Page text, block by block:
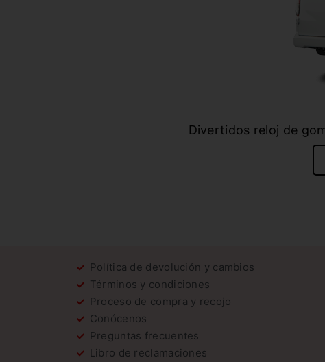
Divertidos reloj de
Política de devolución y cambios
Términos y condiciones
Proceso de compra y recojo
Conócenos
Preguntas frecuentes
Libro de reclamaciones